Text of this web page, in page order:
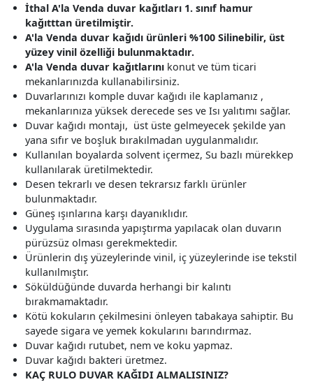
İthal A'la Venda duvar kağıtları 1. sınıf hamur
kağıtttan üretilmiştir.
A'la Venda duvar kağıdı ürünleri %100 Silinebilir, üst
yüzey vinil özelliği bulunmaktadır.
A'la Venda duvar kağıtlarını konut ve tüm ticari
mekanlarınızda kullanabilirsiniz.
Duvarlarınızı komple duvar kağıdı ile kaplamanız ,
mekanlarınıza yüksek derecede ses ve Isı yalıtımı sağlar.
Duvar kağıdı montajı, üst üste gelmeyecek şekilde yan
yana sıfır ve boşluk bırakılmadan uygulanmalıdır.
Kullanılan boyalarda solvent içermez, Su bazlı mürekkep
kullanılarak üretilmektedir.
Desen tekrarlı ve desen tekrarsız farklı ürünler
bulunmaktadır.
Güneş ışınlarına karşı dayanıklıdır.
Uygulama sırasında yapıştırma yapılacak olan duvarın
pürüzsüz olması gerekmektedir.
Ürünlerin dış yüzeylerinde vinil, iç yüzeylerinde ise tekstil
kullanılmıştır.
Söküldüğünde duvarda herhangi bir kalıntı
bırakmamaktadır.
Kötü kokuların çekilmesini önleyen tabakaya sahiptir. Bu
sayede sigara ve yemek kokularını barındırmaz.
Duvar kağıdı rutubet, nem ve koku yapmaz.
Duvar kağıdı bakteri üretmez.
KAÇ RULO DUVAR KAĞIDI ALMALISINIZ?